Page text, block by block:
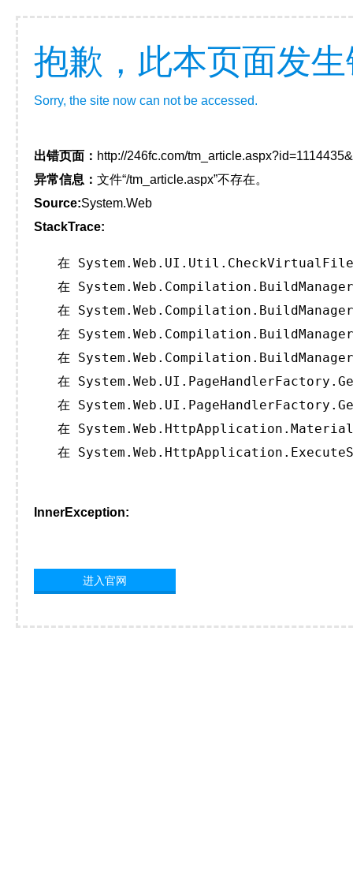
抱歉，此本页面发
Sorry, the site now can not be accessed.
出错页面： http://246fc.com/
异常信息： 文件“/tm_article.aspx”不存在。
Source:System.Web
StackTrace:
在
在
在
在
在
在
在
在
在
InnerException:
进入官网